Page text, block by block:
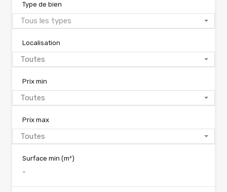
Type de bien
Tous les types
Localisation
Toutes
Prix min
Toutes
Prix max
Toutes
Surface min (m²)